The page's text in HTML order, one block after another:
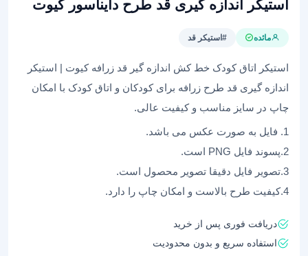
استیکر اندازه گیری قد طرح دایناسور کیوت
مائده #استیکر قد
استیکر اتاق کودک خط کش اندازه گیر قد زرافه کیوت | استیکر
اندازه گیری قد طرح زرافه برای کودکان و اتاق کودک با امکان
چاپ در سایز مناسب و کیفیت عالی.
1. فایل به صورت عکس می باشد.
2.پسوند فایل PNG است.
3.تصویر فایل دقیقا تصویر محصول است.
4.کیفیت طرح بالاست و امکان چاپ را دارد.
دریافت فوری پس از خرید
استفاده سریع و بدون محدودیت